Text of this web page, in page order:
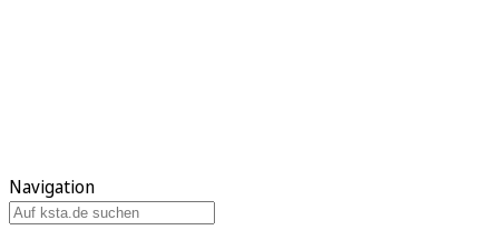
Navigation